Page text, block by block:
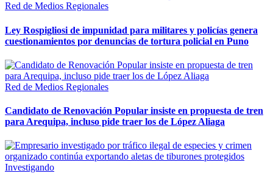
Red de Medios Regionales
Ley Rospigliosi de impunidad para militares y policías genera
cuestionamientos por denuncias de tortura policial en Puno
Red de Medios Regionales
Candidato de Renovación Popular insiste en propuesta de tren
para Arequipa, incluso pide traer los de López Aliaga
Investigando